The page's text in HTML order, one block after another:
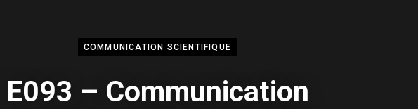
COMMUNICATION SCIENTIFIQUE
E093 – Communication